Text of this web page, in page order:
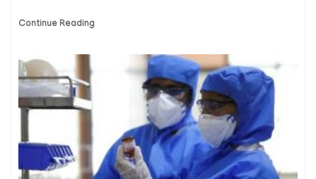
Continue Reading